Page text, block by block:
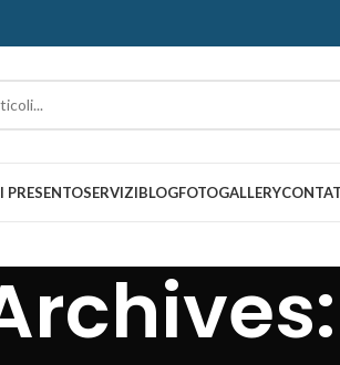
PRESENTOSERVIZIBLOGFOTOGALLERY